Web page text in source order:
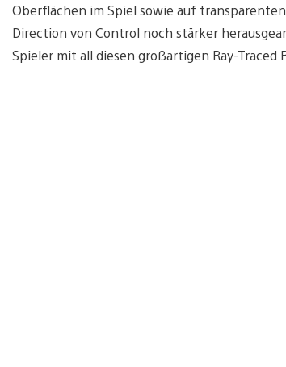
Oberflächen im Spiel sowie auf
Direction von Control noch stärker
Spieler mit all diesen großartigen Ray-